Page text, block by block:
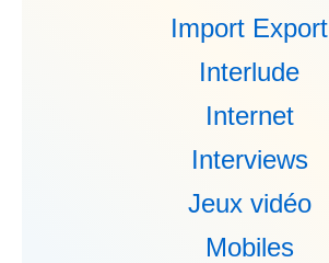
Import Export
Interlude
Internet
Interviews
Jeux vidéo
Mobiles